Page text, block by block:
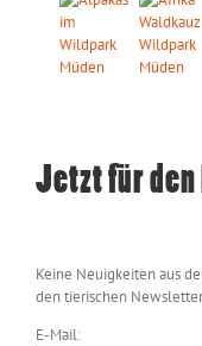
Jetzt für
Keine Neuigkeiten aus
den tierischen
E-Mail: